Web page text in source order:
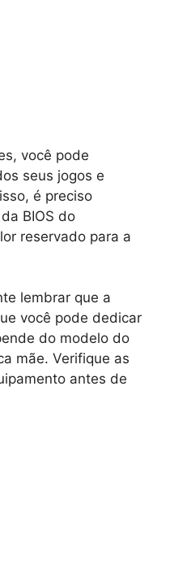
você pode
seus jogos e
é preciso
BIOS do
reservado para a
lembrar que a
você pode dedicar
do modelo do
mãe. Verifique as
antes de